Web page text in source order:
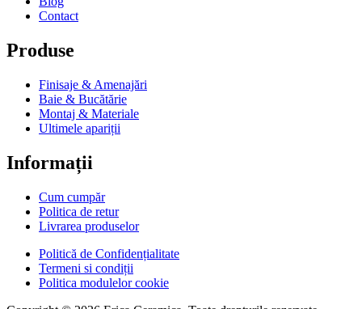
Contact
Produse
Finisaje & Amenajări
Baie & Bucătărie
Montaj & Materiale
Ultimele apariții
Informații
Cum cumpăr
Politica de retur
Livrarea produselor
Politică de Confidențialitate
Termeni si condiții
Politica modulelor cookie